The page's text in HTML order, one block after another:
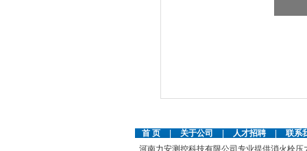
首 页 关于公司 人才招聘
联系
河南力安测控科技有限公司专业提供消火栓